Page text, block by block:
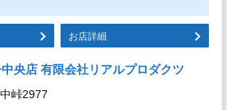
お店詳細
央店 有限会社リアルプロダクツ
峠2977